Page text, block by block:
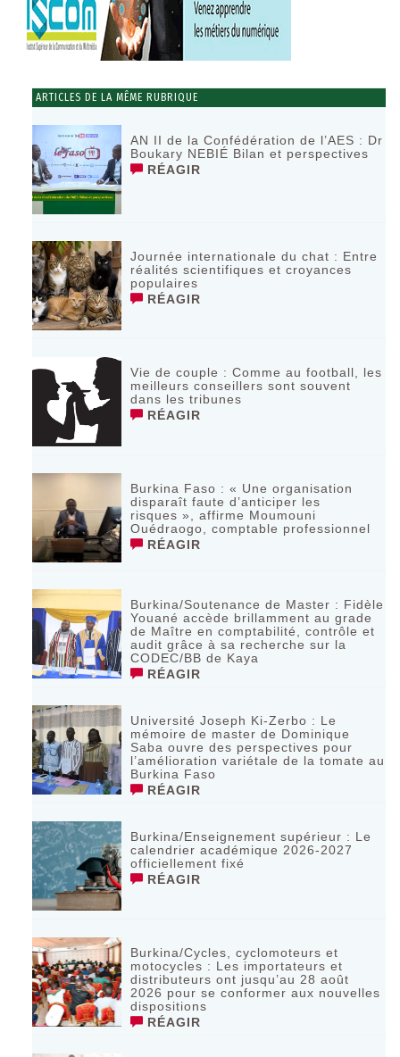
ARTICLES DE LA MÊME RUBRIQUE
AN II de la Confédération de l’AES : Dr
Boukary NEBIÉ Bilan et perspectives
RÉAGIR
Journée internationale du chat : Entre
réalités scientifiques et croyances
populaires
RÉAGIR
Vie de couple : Comme au football, les
meilleurs conseillers sont souvent
dans les tribunes
RÉAGIR
Burkina Faso : « Une organisation
disparaît faute d’anticiper les
risques », affirme Moumouni
Ouédraogo, comptable professionnel
RÉAGIR
Burkina/Soutenance de Master : Fidèle
Youané accède brillamment au grade
de Maître en comptabilité, contrôle et
audit grâce à sa recherche sur la
CODEC/BB de Kaya
RÉAGIR
Université Joseph Ki-Zerbo : Le
mémoire de master de Dominique
Saba ouvre des perspectives pour
l’amélioration variétale de la tomate au
Burkina Faso
RÉAGIR
Burkina/Enseignement supérieur : Le
calendrier académique 2026-2027
officiellement fixé
RÉAGIR
Burkina/Cycles, cyclomoteurs et
motocycles : Les importateurs et
distributeurs ont jusqu’au 28 août
2026 pour se conformer aux nouvelles
dispositions
RÉAGIR